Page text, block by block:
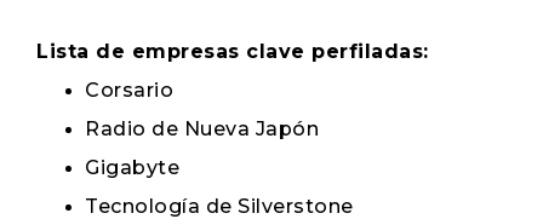
Lista de empresas clave perfiladas:
Corsario
Radio de Nueva Japón
Gigabyte
Tecnología de Silverstone